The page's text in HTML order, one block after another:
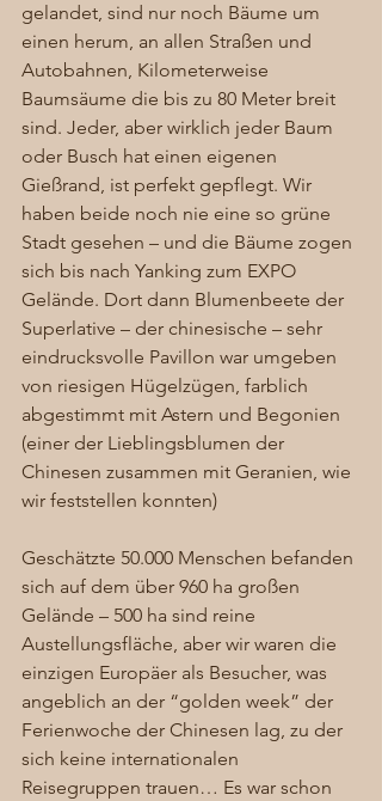
gelandet, sind nur noch Bäume um
einen herum, an allen Straßen und
Autobahnen, Kilometerweise
Baumsäume die bis zu 80 Meter breit
sind. Jeder, aber wirklich jeder Baum
oder Busch hat einen eigenen
Gießrand, ist perfekt gepflegt. Wir
haben beide noch nie eine so grüne
Stadt gesehen – und die Bäume zogen
sich bis nach Yanking zum EXPO
Gelände. Dort dann Blumenbeete der
Superlative – der chinesische – sehr
eindrucksvolle Pavillon war umgeben
von riesigen Hügelzügen, farblich
abgestimmt mit Astern und Begonien
(einer der Lieblingsblumen der
Chinesen zusammen mit Geranien, wie
wir feststellen konnten)
Geschätzte 50.000 Menschen befanden
sich auf dem über 960 ha großen
Gelände – 500 ha sind reine
Austellungsfläche, aber wir waren die
einzigen Europäer als Besucher, was
angeblich an der “golden week” der
Ferienwoche der Chinesen lag, zu der
sich keine internationalen
Reisegruppen trauen… Es war schon